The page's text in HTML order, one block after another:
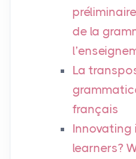
de la
La
français
Innovating
learners?